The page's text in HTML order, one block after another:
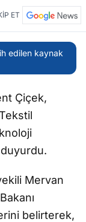
ET
edilen kaynak
Çiçek,
duyurdu.
Mervan
belirterek,